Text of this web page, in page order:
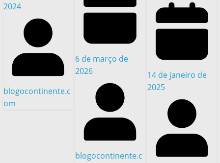
2024
blogocontinente.c
om
6 de março de
2026
blogocontinente.c
14 de janeiro de
2025